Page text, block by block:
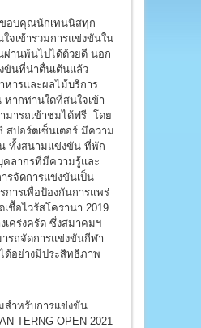
อบคุณนักเทนนิสทุก
จเข้าร่วมการแข่งขันใน
ผ่านพ้นไปได้ด้วยดี นอก
ขันที่น่าตื่นเต้นแล้ว
หารและผลไม้บริการ
หากท่านใดที่สนใจเข้า
มารถเข้าชมได้ฟรี โดย
สปอร์ตเซ็นเตอร์ มีความ
ทั้งสนามแข่งขัน ที่พัก
คลากรที่มีความรู้และ
รจัดการแข่งขันเป็น
การเพื่อป้องกันการแพร่
ชื้อไวรัสโคราน่า 2019
เคร่งครัด ซึ่งสมาคมฯ
รถจัดการแข่งขันกีฬา
ด้อย่างมีประสิทธิภาพ
สำหรับการแข่งขัน
TERNG OPEN 2021